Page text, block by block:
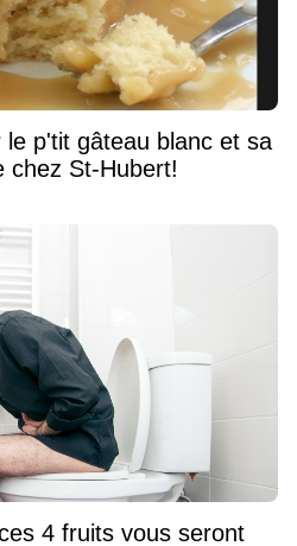
p'tit gâteau blanc et sa
chez St-Hubert!
4 fruits vous seront